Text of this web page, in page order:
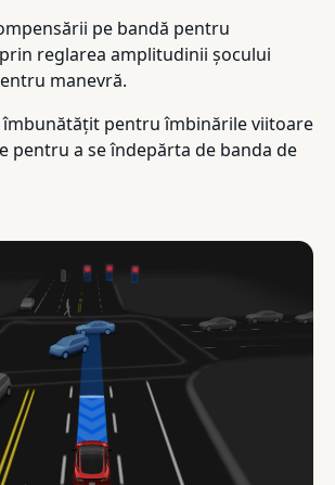
pe bandă pentru
reglarea amplitudinii șocului
manevră.
pentru îmbinările viitoare
pentru a se îndepărta de banda de